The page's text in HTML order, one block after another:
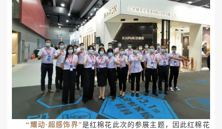
“耀动·超感饰界”是红棉花此次的参展主题，因此红棉花